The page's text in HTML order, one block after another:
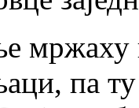
мржаху
па